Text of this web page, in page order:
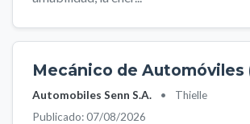
Mecánico de Automóviles
Automobiles Senn S.A. •
Thielle
Publicado: 07/08/2026